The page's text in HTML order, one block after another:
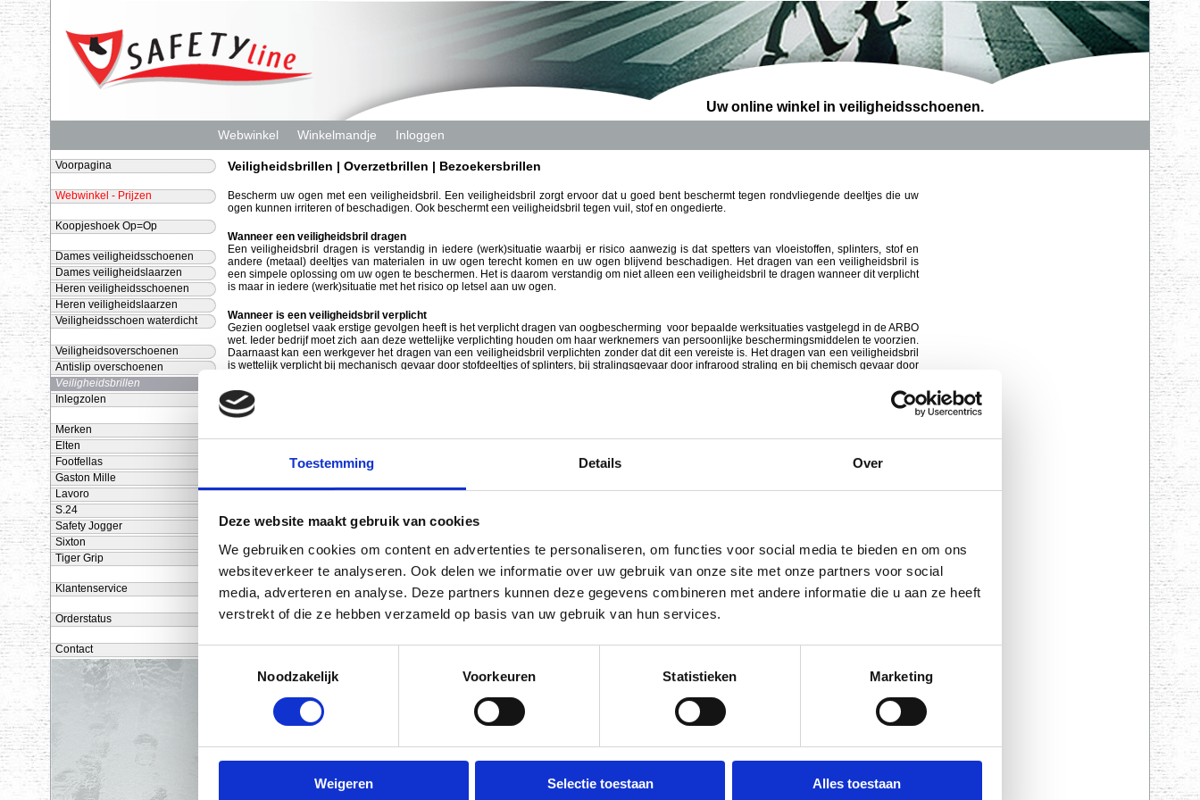
Toestemming Details Over
Deze website maakt gebruik van cookies
We gebruiken cookies om content en advertenties te personaliseren, om functies voor social media te bieden en om ons
websiteverkeer te analyseren. Ook delen we informatie over uw gebruik van onze site met onze partners voor social
media, adverteren en analyse. Deze partners kunnen deze gegevens combineren met andere informatie die u aan ze heeft
verstrekt of die ze hebben verzameld op basis van uw gebruik van hun services.
Toestemmingsselectie
Noodzakelijk
Voorkeuren Statistieken Marketing
Weigeren Selectie toestaan Alles toestaan
Uw online winkel in veiligheidsschoenen.
Webwinkel Winkelmandje Inloggen
Veiligheidsbrillen | Overzetbrillen | Bezoekersbrillen
Bescherm uw ogen met een veiligheidsbril. Een veiligheidsbril zorgt ervoor dat u goed bent beschermt tegen rondvliegende deeltjes die uw
ogen kunnen irriteren of beschadigen. Ook beschermt een veiligheidsbril tegen vuil, stof en ongedierte.
Wanneer een veiligheidsbril dragen
Een veiligheidsbril dragen is verstandig in iedere (werk)situatie waarbij er risico aanwezig is dat spetters van vloeistoffen, splinters, stof en
andere (metaal) deeltjes van materialen in uw ogen terecht komen en uw ogen blijvend beschadigen. Het dragen van een veiligheidsbril is
een simpele oplossing om uw ogen te beschermen. Het is daarom verstandig om niet alleen een veiligheidsbril te dragen wanneer dit verplicht
is maar in iedere (werk)situatie met het risico op letsel aan uw ogen.
Wanneer is een veiligheidsbril verplicht
Gezien oogletsel vaak erstige gevolgen heeft is het verplicht dragen van oogbescherming voor bepaalde werksituaties vastgelegd in de ARBO
wet. Ieder bedrijf moet zich aan deze wettelijke verplichting houden om haar werknemers van persoonlijke beschermingsmiddelen te voorzien.
Daarnaast kan een werkgever het dragen van een veiligheidsbril verplichten zonder dat dit een vereiste is. Het dragen van een veiligheidsbril
is wettelijk verplicht bij mechanisch gevaar door stofdeeltjes of splinters, bij stralingsgevaar door infrarood straling en bij chemisch gevaar door
Waar moet een veiligheidsbril aan voldoen?
Alle veiligheidsbrillen moeten voldoen aan de NEN EN-166 normering. Deze wettelijke verplichte certificering omschrijft alle testen die een
veroudering, de weerstand tegen UV- straling en de vuurbestendigheid van de bril. Voor meer geavanceerde veiligheidsbrillen gelden
aanvullende veiligheidseisen. Zo moeten lasbrillen voldoen aan de EN 169, goedgekeurde UV-filters aan de EN 170 en brillen met infra rood
VIRUNGA VIRUNGA COVER YOHO
Voorpagina
Webwinkel - Prijzen
Koopjeshoek Op=Op
Dames veiligheidsschoenen
Dames veiligheidslaarzen
Heren veiligheidsschoenen
Heren veiligheidslaarzen
Veiligheidsschoen waterdicht
Veiligheidsoverschoenen
Antislip overschoenen
Veiligheidsbrillen
Inlegzolen
Merken
Elten
Footfellas
Gaston Mille
Lavoro
S.24
Safety Jogger
Sixton
Tiger Grip
Klantenservice
Orderstatus
Contact